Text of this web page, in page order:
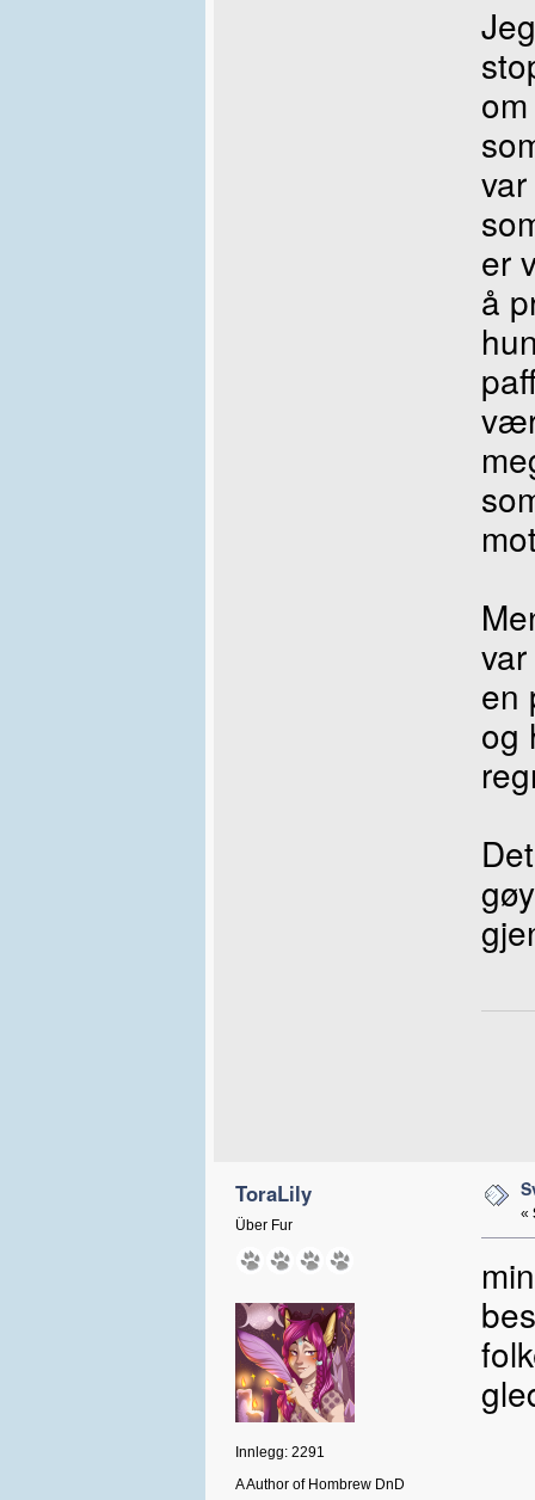
er
å
en
og
ToraLily
Über Fur
Innlegg: 2291
A Author of Hombrew DnD
«